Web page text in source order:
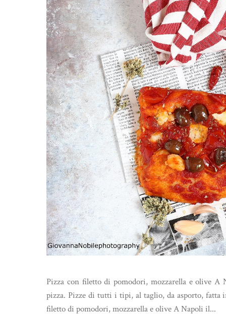
Pizza con filetto di pomodori, mozzarella e olive
pizza. Pizze di tutti i tipi, al taglio, da asporto, fatta
filetto di pomodori, mozzarella e olive A Napoli il...